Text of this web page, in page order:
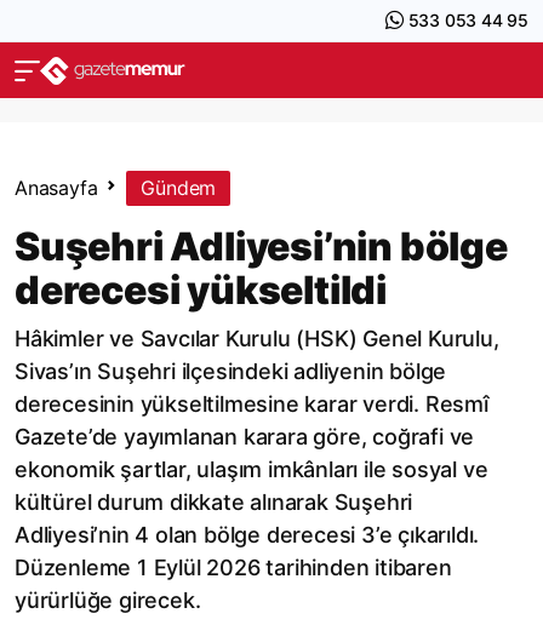
533 053 44 95
Anasayfa Gündem
Suşehri Adliyesi’nin bölge
derecesi yükseltildi
Hâkimler ve Savcılar Kurulu (HSK) Genel Kurulu,
Sivas’ın Suşehri ilçesindeki adliyenin bölge
derecesinin yükseltilmesine karar verdi. Resmî
Gazete’de yayımlanan karara göre, coğrafi ve
ekonomik şartlar, ulaşım imkânları ile sosyal ve
kültürel durum dikkate alınarak Suşehri
Adliyesi’nin 4 olan bölge derecesi 3’e çıkarıldı.
Düzenleme 1 Eylül 2026 tarihinden itibaren
yürürlüğe girecek.